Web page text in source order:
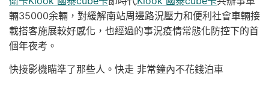
輛35000余輛，對緩解南站周邊路況壓力和便利社會車輛接
載搭客施展較好感化，也經過的事況疫情常態化防控下的首
個年夜考。
快接影機瞄準了那些人。快走 非常鐘內不花錢泊車